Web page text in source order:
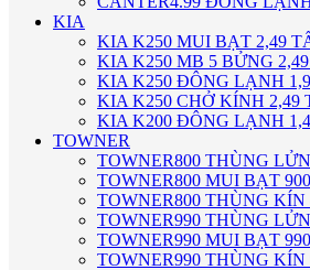
KIA
KIA K250 MUI BẠT 2,49
KIA K250 MB 5 BỬNG
KIA K250 ĐÔNG LẠNH
KIA K250 CHỞ KÍNH 2,49
KIA K200 ĐÔNG LẠNH
TOWNER
TOWNER800 THÙNG
TOWNER800 MUI BẠT
TOWNER800 THÙNG KÍN
TOWNER990 THÙNG
TOWNER990 MUI BẠT
TOWNER990 THÙNG KÍN